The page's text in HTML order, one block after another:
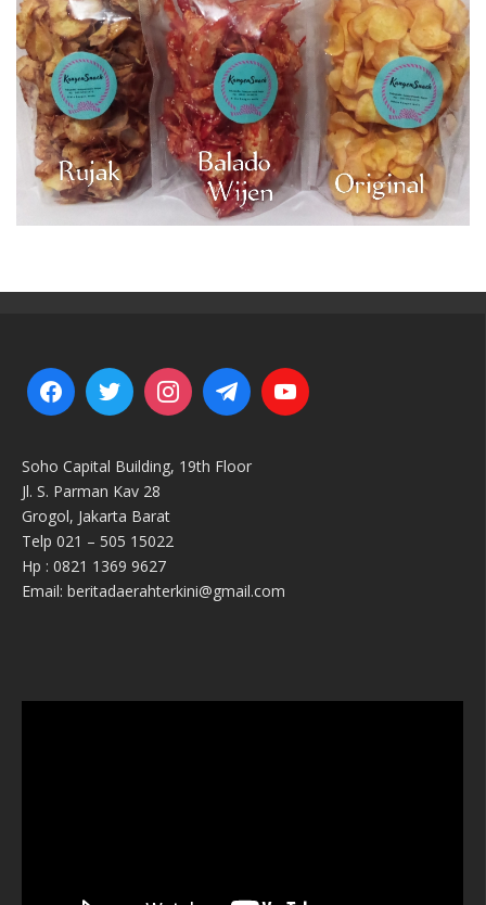
Soho Capital Building, 19th Floor
Jl. S. Parman Kav 28
Grogol, Jakarta Barat
Telp 021 – 505 15022
Hp : 0821 1369 9627
Email: beritadaerahterkini@gmail.com